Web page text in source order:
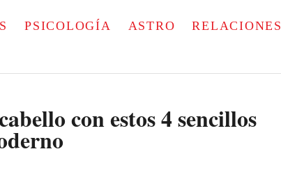
PSICOLOGÍA ASTRO RELACIONES
con estos 4 sencillos